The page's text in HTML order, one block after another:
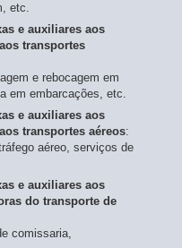
etc.
e auxiliares aos
transportes
e rebocagem em
em embarcações, etc.
e auxiliares aos
transportes aéreos:
aéreo, serviços de
e auxiliares aos
do transporte de
comissaria,